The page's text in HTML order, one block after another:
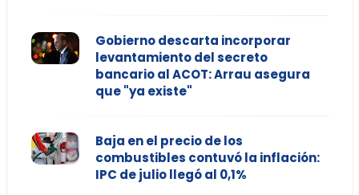
Gobierno descarta incorporar
levantamiento del secreto
bancario al ACOT: Arrau asegura
que "ya existe"
Baja en el precio de los
combustibles contuvó la inflación:
IPC de julio llegó al 0,1%